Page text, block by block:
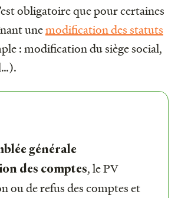
obligatoire que pour certaines
unemodification des statuts
: modification du siège social,
générale
des comptes, le PV
ou de refus des comptes et